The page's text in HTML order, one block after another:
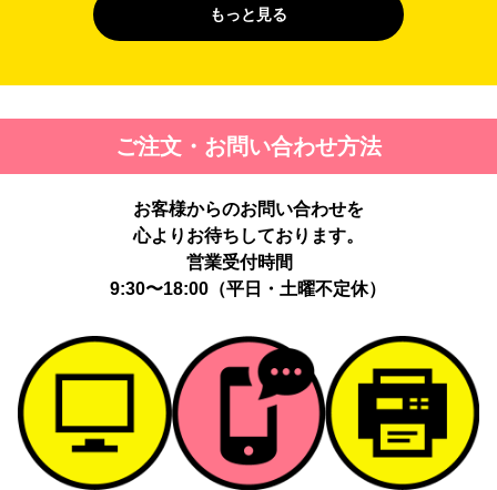
受託業務
（間接取得）
契約した小売店より委託された先への納
４. 個人情報を第三者に提供することが予定される場合の事項
第三者に提供する目的：パーソナライズ広告配信および効果測定・
最適化のため。
提供する個人情報の項目：Cookie 等の識別子、広告 ID、閲覧・行
動履歴、IP、ブラウザ・端末情報、（同意時）メールアドレス等の
提供の手段又は方法：当社ウェブサイトのタグ・SDK・API 等に
よる安全な電送、又は管理コンソールからの連携。
提供先：広告配信事業者（例：Google LLC等）。
個人情報の取り扱いに関する契約：提供先と個人情報取扱い契約
す。
お客様の個人情報は、以下掲げる場合以外に、事前にご本人の同意
無く第三者に提供することはありません。
法令に基づく場合
もっと見る
ご注文・お問い合わせ方法
お客様からのお問い合わせを
心よりお待ちしております。
営業受付時間
9:30〜18:00（平日・土曜不定休）